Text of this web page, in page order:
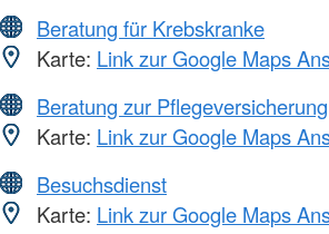
Beratung für Krebskranke
Karte: Link zur Google Maps
Beratung zur Pflegeversicherung
Karte: Link zur Google Maps
Besuchsdienst
Karte: Link zur Google Maps